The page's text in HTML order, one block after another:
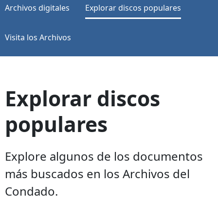
Archivos digitales Explorar discos populares
Visita los Archivos
Explorar discos
populares
Explore algunos de los documentos
más buscados en los Archivos del
Condado.